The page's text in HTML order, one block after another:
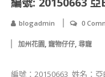
blogadmin 0
加州花園, 寵物仔仔, 尋寵
編號：20150663 ​ 姓名：